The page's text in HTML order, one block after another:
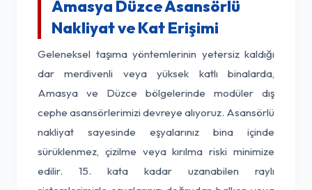
Amasya Düzce Asansörlü
Nakliyat ve Kat Erişimi
Geleneksel taşıma yöntemlerinin yetersiz kaldığı
dar merdivenli veya yüksek katlı binalarda,
Amasya ve Düzce bölgelerinde modüler dış
cephe asansörlerimizi devreye alıyoruz. Asansörlü
nakliyat sayesinde eşyalarınız bina içinde
sürüklenmez, çizilme veya kırılma riski minimize
edilir. 15. kata kadar uzanabilen raylı